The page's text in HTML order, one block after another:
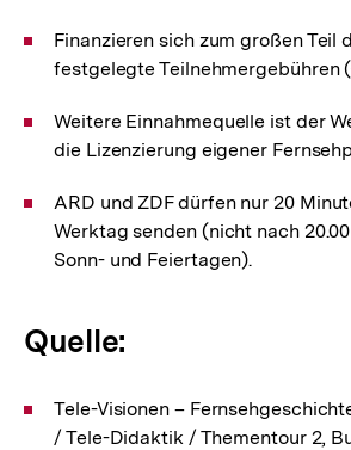
Finanzieren sich zum großen Teil
festgelegte Teilnehmergebühren
Weitere Einnahmequelle ist der
die Lizenzierung eigener
ARD und ZDF dürfen nur 20
Werktag senden (nicht nach
Sonn- und Feiertagen).
Quelle:
Tele-Visionen –
/ Tele-Didaktik / Thementour 2,